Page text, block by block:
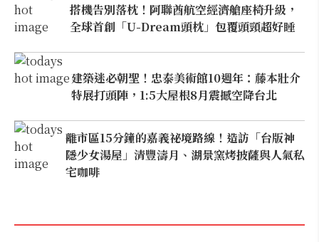
搭機告別落枕！阿聯酋航空經濟艙座椅升級，
全球首創「U-Dream頭枕」包覆頭頸超好睡
建築迷必朝聖！忠泰美術館10週年：藤本壯介
特展打頭陣，1:5大屋根8月震撼空降台北
離市區15分鐘的嘉義祕境路線！造訪「台版神
隱少女湯屋」清豐濤月、湖景窯烤披薩與人氣私
宅咖啡